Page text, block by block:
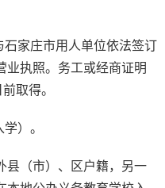
家庄市用人单位依法签订
业执照。务工或经商证明
取得。
）。
（市）、区户籍，另一